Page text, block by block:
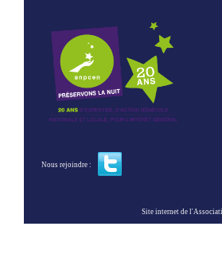
Nous rejoindre :
Site internet de l'Association Nationale pour